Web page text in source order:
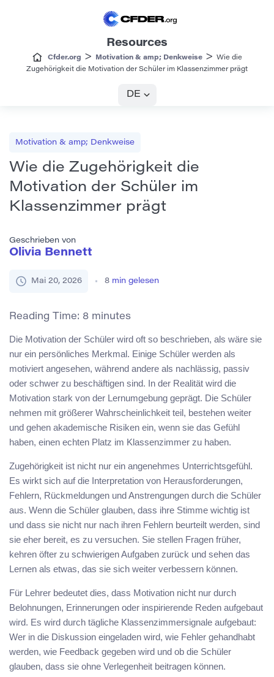
Resources
Cfder.org > Motivation & amp; Denkweise>
Wie die
Zugehörigkeit die Motivation der Schüler im Klassenzimmer prägt
DE
Motivation & amp; Denkweise
Wie die Zugehörigkeit die
Motivation der Schüler im
Klassenzimmer prägt
Geschrieben von
Olivia Bennett
Mai 20, 2026 8 min gelesen
Reading Time: 8 minutes
Die Motivation der Schüler wird oft so beschrieben, als wäre sie
nur ein persönliches Merkmal. Einige Schüler werden als
motiviert angesehen, während andere als nachlässig, passiv
oder schwer zu beschäftigen sind. In der Realität wird die
Motivation stark von der Lernumgebung geprägt. Die Schüler
nehmen mit größerer Wahrscheinlichkeit teil, bestehen weiter
und gehen akademische Risiken ein, wenn sie das Gefühl
haben, einen echten Platz im Klassenzimmer zu haben.
Zugehörigkeit ist nicht nur ein angenehmes Unterrichtsgefühl.
Es wirkt sich auf die Interpretation von Herausforderungen,
Fehlern, Rückmeldungen und Anstrengungen durch die Schüler
aus. Wenn die Schüler glauben, dass ihre Stimme wichtig ist
und dass sie nicht nur nach ihren Fehlern beurteilt werden, sind
sie eher bereit, es zu versuchen. Sie stellen Fragen früher,
kehren öfter zu schwierigen Aufgaben zurück und sehen das
Lernen als etwas, das sie sich weiter verbessern können.
Für Lehrer bedeutet dies, dass Motivation nicht nur durch
Belohnungen, Erinnerungen oder inspirierende Reden aufgebaut
wird. Es wird durch tägliche Klassenzimmersignale aufgebaut:
Wer in die Diskussion eingeladen wird, wie Fehler gehandhabt
werden, wie Feedback gegeben wird und ob die Schüler
glauben, dass sie ohne Verlegenheit beitragen können.